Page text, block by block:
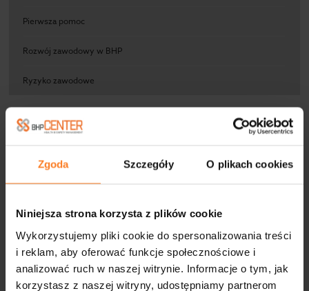
Zgoda Szczegóły O plikach cookies
Niniejsza strona korzysta z plików cookie
Wykorzystujemy pliki cookie do spersonalizowania treści
i reklam, aby oferować funkcje społecznościowe i
analizować ruch w naszej witrynie. Informacje o tym, jak
korzystasz z naszej witryny, udostępniamy partnerom
Pierwsza pomoc
Rozwój zawodowy w BHP
Ryzyko zawodowe
Zaloguj się
Kanał wpisów
Kanał komentarzy
WordPress.org